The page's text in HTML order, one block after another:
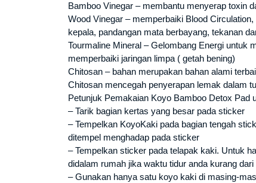
Bamboo Vinegar – membantu menyerap toxin
Wood Vinegar – memperbaiki Blood
kepala, pandangan mata berbayang, tekanan
Tourmaline Mineral – Gelombang Energi untuk
memperbaiki jaringan limpa ( getah bening)
Chitosan – bahan merupakan bahan alami
Chitosan mencegah penyerapan lemak dalam
Petunjuk Pemakaian Koyo Bamboo Detox Pad
– Tarik bagian kertas yang besar pada sticker
– Tempelkan KoyoKaki pada bagian tengah
ditempel menghadap pada sticker
– Tempelkan sticker pada telapak kaki. Untuk
didalam rumah jika waktu tidur anda kurang dari
– Gunakan hanya satu koyo kaki di masing-